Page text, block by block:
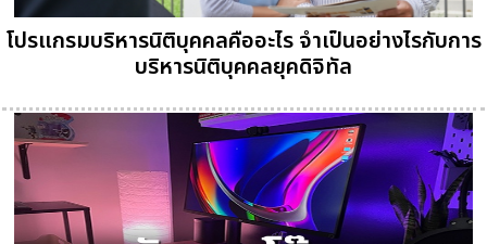
โปรแกรมบริหารนิติบุคคลคืออะไร จำเป็นอย่างไรกับการ
บริหารนิติบุคคลยุคดิจิทัล